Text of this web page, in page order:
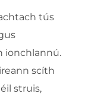
tús
ionchlannú.
scíth
struis,